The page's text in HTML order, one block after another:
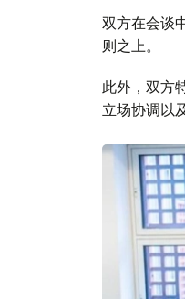
双方在会谈
则之上。
此外，双方
立场协调以